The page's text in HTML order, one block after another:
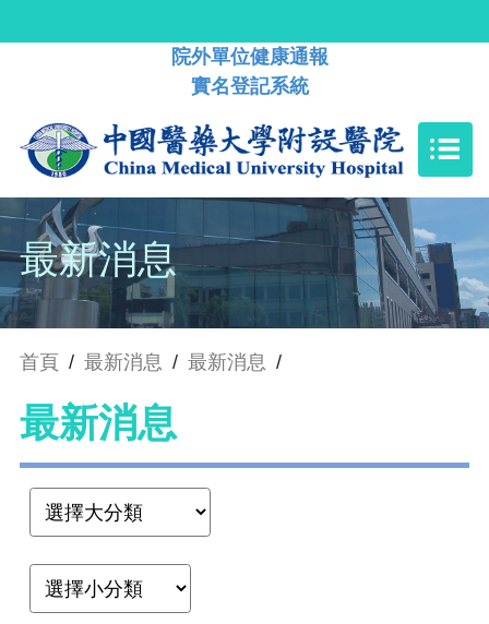
院外單位健康通報
實名登記系統
最新消息
首頁 / 最新消息 / 最新消息 /
最新消息